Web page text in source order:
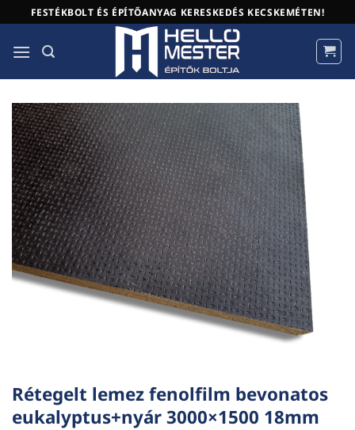
to
content
FESTÉKBOLT ÉS ÉPÍTŐANYAG KERESKEDÉS KECSKEMÉTEN!
Rétegelt lemez fenolfilm bevonatos
eukalyptus+nyár 3000×1500 18mm